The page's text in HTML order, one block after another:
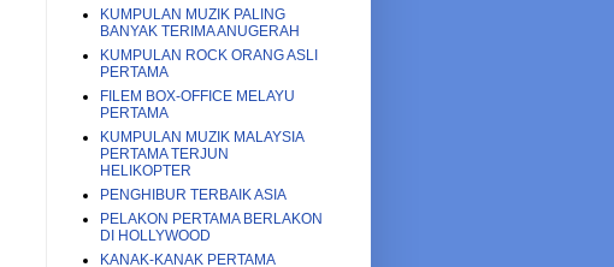
KUMPULAN MUZIK PALING
BANYAK TERIMA ANUGERAH
KUMPULAN ROCK ORANG ASLI
PERTAMA
FILEM BOX-OFFICE MELAYU
PERTAMA
KUMPULAN MUZIK MALAYSIA
PERTAMA TERJUN
HELIKOPTER
PENGHIBUR TERBAIK ASIA
PELAKON PERTAMA BERLAKON
DI HOLLYWOOD
KANAK-KANAK PERTAMA